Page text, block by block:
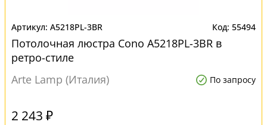
A5218PL-3BR 55494
Потолочная люстра Cono A5218PL-3BR в
ретро-стиле
Arte Lamp (Италия)
По запросу
2 243 ₽